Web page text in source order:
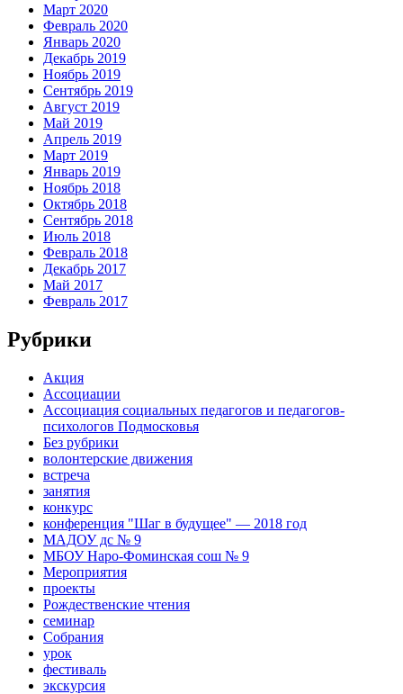
Март 2020
Февраль 2020
Январь 2020
Декабрь 2019
Ноябрь 2019
Сентябрь 2019
Август 2019
Май 2019
Апрель 2019
Март 2019
Январь 2019
Ноябрь 2018
Октябрь 2018
Сентябрь 2018
Июль 2018
Февраль 2018
Декабрь 2017
Май 2017
Февраль 2017
Рубрики
Акция
Ассоциации
Ассоциация социальных педагогов и педагогов-
психологов Подмосковья
Без рубрики
волонтерские движения
встреча
занятия
конкурс
конференция "Шаг в будущее" — 2018 год
МАДОУ дс № 9
МБОУ Наро-Фоминская сош № 9
Мероприятия
проекты
Рождественские чтения
семинар
Собрания
урок
фестиваль
экскурсия